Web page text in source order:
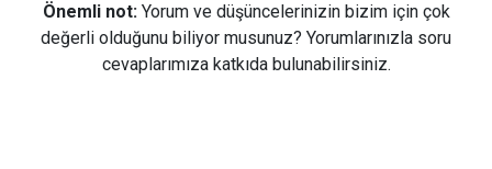
Önemli not: Yorum ve düşüncelerinizin bizim için çok
değerli olduğunu biliyor musunuz? Yorumlarınızla soru
cevaplarımıza katkıda bulunabilirsiniz.